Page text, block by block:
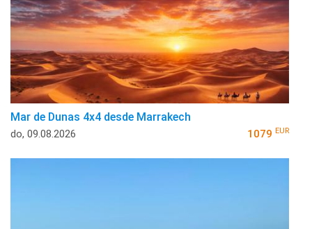
Mar de Dunas 4x4 desde Marrakech
do, 09.08.2026 1079 EUR